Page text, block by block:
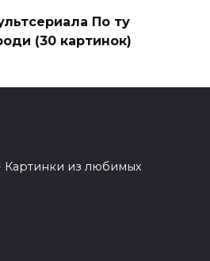
По ту
(30 картинок)
Картинки из любимых